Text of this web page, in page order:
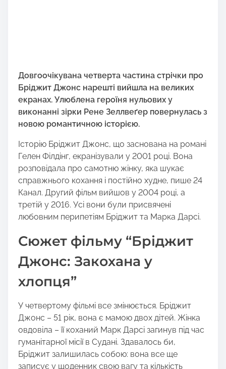
Довгоочікувана четверта частина стрічки про
Бріджит Джонс нарешті вийшла на великих
екранах. Улюблена героїня нульових у
виконанні зірки Рене Зеллвеґер повернулась з
новою романтичною історією.
Історію Бріджит Джонс, що заснована на романі
Гелен Філдінг, екранізували у 2001 році. Вона
розповідала про самотню жінку, яка шукає
справжнього кохання і постійно худне, пише 24
Канал. Другий фільм вийшов у 2004 році, а
третій у 2016. Усі вони були присвячені
любовним перипетіям Бріджит та Марка Дарсі.
Сюжет фільму “Бріджит
Джонс: Закохана у
хлопця”
У четвертому фільмі все змінюється. Бріджит
Джонс – 51 рік, вона є мамою двох дітей. Жінка
овдовіла – її коханий Марк Дарсі загинув під час
гуманітарної місії в Судані. Здавалось би,
Бріджит залишилась собою: вона все ще
записує у щоденник свою вагу та кількість